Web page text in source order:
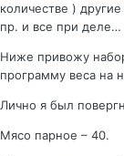
количестве )
пр. и все при деле…
Ниже привожу
программу веса на
Лично я был
Мясо парное – 40.